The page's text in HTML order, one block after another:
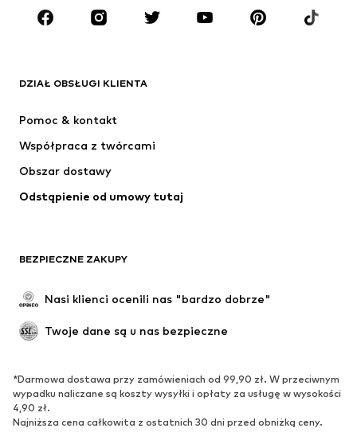
Akcesoria
Premium
Nowości
Kurtki
Bielizna
Płaszcze
Spódnice
Specjalne okazje
Nowości
Na czasie
Trampki & sneakersy
Czółenka & buty na obcasie
Kozaki
DZIAŁ OBSŁUGI KLIENTA
Pomoc & kontakt
Współpraca z twórcami
Obszar dostawy
Odstąpienie od umowy tutaj
BEZPIECZNE ZAKUPY
Nasi klienci ocenili nas "bardzo dobrze"
Twoje dane są u nas bezpieczne
*Darmowa dostawa przy zamówieniach od 99,90 zł. W przeciwnym
wypadku naliczane są koszty wysyłki i opłaty za usługę w wysokości
4,90 zł.
Najniższa cena całkowita z ostatnich 30 dni przed obniżką ceny.